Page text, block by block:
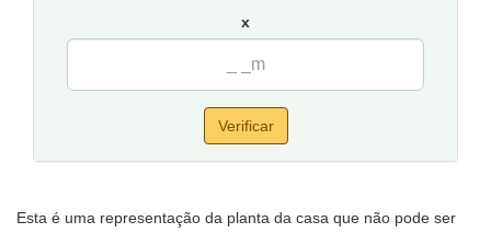
x
Verificar
Esta é uma representação da planta da casa que não pode ser